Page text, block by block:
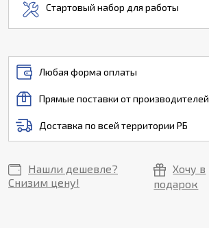
Стартовый набор для работы
Любая форма оплаты
Прямые поставки от производителей
Доставка по всей территории РБ
Нашли дешевле?
Снизим цену!
Хочу в
подарок